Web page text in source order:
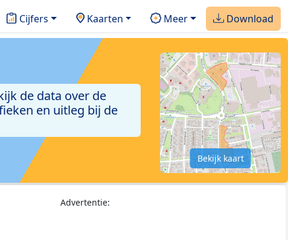
Cijfers Kaarten Meer Download
de data over de
en uitleg bij de
Bekijk kaart
Advertentie: